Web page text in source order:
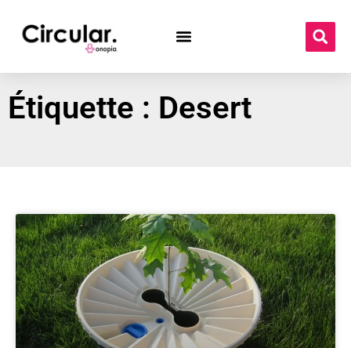
Étiquette : Desert